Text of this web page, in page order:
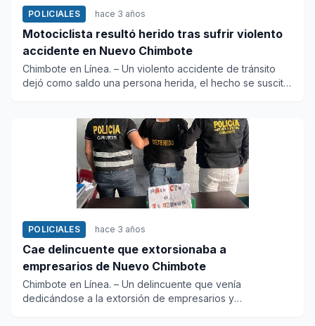
POLICIALES hace 3 años
Motociclista resultó herido tras sufrir violento
accidente en Nuevo Chimbote
Chimbote en Línea. – Un violento accidente de tránsito
dejó como saldo una persona herida, el hecho se suscitó
POLICIALES hace 3 años
Cae delincuente que extorsionaba a
empresarios de Nuevo Chimbote
Chimbote en Línea. – Un delincuente que venía
dedicándose a la extorsión de empresarios y